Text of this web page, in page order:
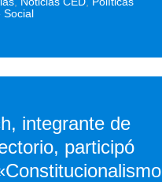
Social
integrante de
participó